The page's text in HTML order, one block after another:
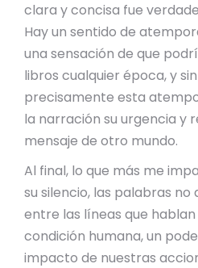
clara y concisa fue
Hay un sentido de
una sensación de que
libros cualquier época, y
precisamente esta
la narración su urgencia y
mensaje de otro mundo.
Al final, lo que más me
su silencio, las palabras no
entre las líneas que
condición humana, un
impacto de nuestras